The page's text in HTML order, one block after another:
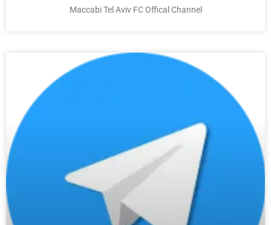
Maccabi Tel Aviv FC Offical Channel